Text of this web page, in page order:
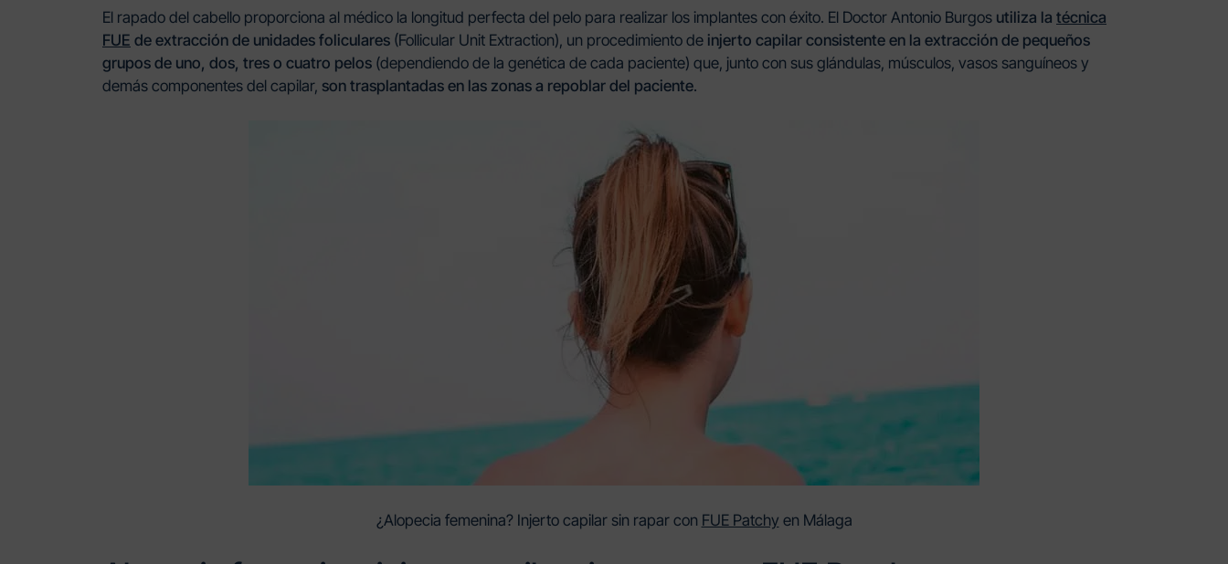
El rapado del cabello proporciona al médico la longitud perfecta del pelo para realizar los implantes con éxito. El Doctor Antonio Burgos utiliza la técnica
FUE de extracción de unidades foliculares (Follicular Unit Extraction), un procedimiento de injerto capilar consistente en la extracción de pequeños
grupos de uno, dos, tres o cuatro pelos (dependiendo de la genética de cada paciente) que, junto con sus glándulas, músculos, vasos sanguíneos y
demás componentes del capilar, son trasplantadas en las zonas a repoblar del paciente.
¿Alopecia femenina? Injerto capilar sin rapar con FUE Patchy en Málaga